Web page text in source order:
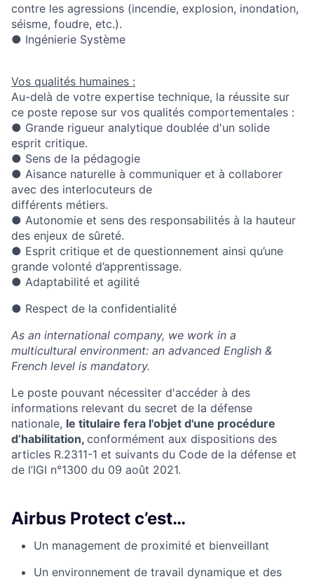
contre les agressions (incendie, explosion, inondation,
séisme, foudre, etc.).
● Ingénierie Système
Vos qualités humaines :
Au-delà de votre expertise technique, la réussite sur
ce poste repose sur vos qualités comportementales :
● Grande rigueur analytique doublée d'un solide
esprit critique.
● Sens de la pédagogie
● Aisance naturelle à communiquer et à collaborer
avec des interlocuteurs de
différents métiers.
● Autonomie et sens des responsabilités à la hauteur
des enjeux de sûreté.
● Esprit critique et de questionnement ainsi qu’une
grande volonté d’apprentissage.
● Adaptabilité et agilité
● Respect de la confidentialité
As an international company, we work in a
multicultural environment: an advanced English &
French level is mandatory.
Le poste pouvant nécessiter d'accéder à des
informations relevant du secret de la défense
nationale, le titulaire fera l'objet d'une procédure
d’habilitation, conformément aux dispositions des
articles R.2311-1 et suivants du Code de la défense et
de l’IGI n°1300 du 09 août 2021.
Airbus Protect c’est…
Un management de proximité et bienveillant
Un environnement de travail dynamique et des